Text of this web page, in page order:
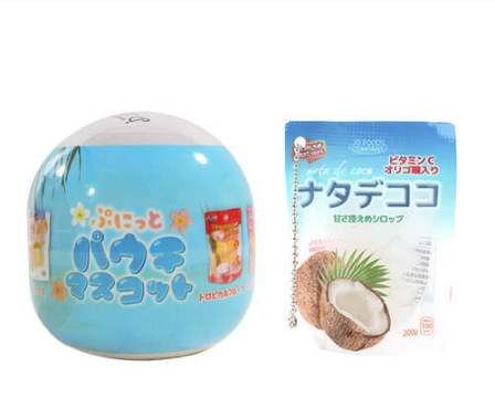
玩具車,貨車,火車及遙控系列
手工藝,文具,蠟筆,泥膠,畫板
娃娃, 芭比,收藏公仔
電子玩具
Mini Brands
Play-Doh培樂多
Pokemon寶可夢
playpop
8~11歳
12~14歳
14歳以上